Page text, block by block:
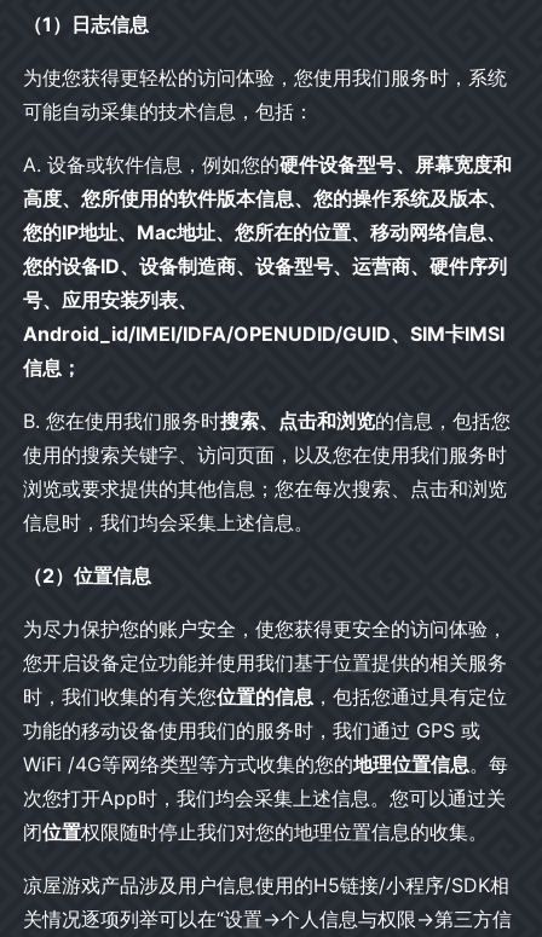
（1）日志信息
为使您获得更轻松的访问体验，您使用我们服务时，系统
可能自动采集的技术信息，包括：
A. 设备或软件信息，例如您的硬件设备型号、屏幕宽度和
高度、您所使用的软件版本信息、您的操作系统及版本、
您的IP地址、Mac地址、您所在的位置、移动网络信息、
您的设备ID、设备制造商、设备型号、运营商、硬件序列
号、应用安装列表、
Android_id/IMEI/IDFA/OPENUDID/GUID、SIM卡IMSI
信息；
B. 您在使用我们服务时搜索、点击和浏览的信息，包括您
使用的搜索关键字、访问页面，以及您在使用我们服务时
浏览或要求提供的其他信息；您在每次搜索、点击和浏览
信息时，我们均会采集上述信息。
（2）位置信息
为尽力保护您的账户安全，使您获得更安全的访问体验，
您开启设备定位功能并使用我们基于位置提供的相关服务
时，我们收集的有关您位置的信息 ，包括您通过具有定位
功能的移动设备使用我们的服务时，我们通过 GPS 或
WiFi /4G等网络类型等方式收集的您的地理位置信息。每
次您打开App时，我们均会采集上述信息。您可以通过关
闭位置权限随时停止我们对您的地理位置信息的收集。
凉屋游戏产品涉及用户信息使用的H5链接/小程序/SDK相
关情况逐项列举可以在“设置→个人信息与权限→第三方信